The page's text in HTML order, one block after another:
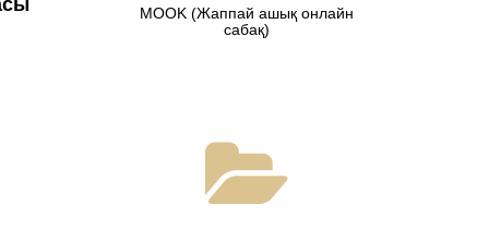
МООK (Жаппай ашық онлайн
сабақ)